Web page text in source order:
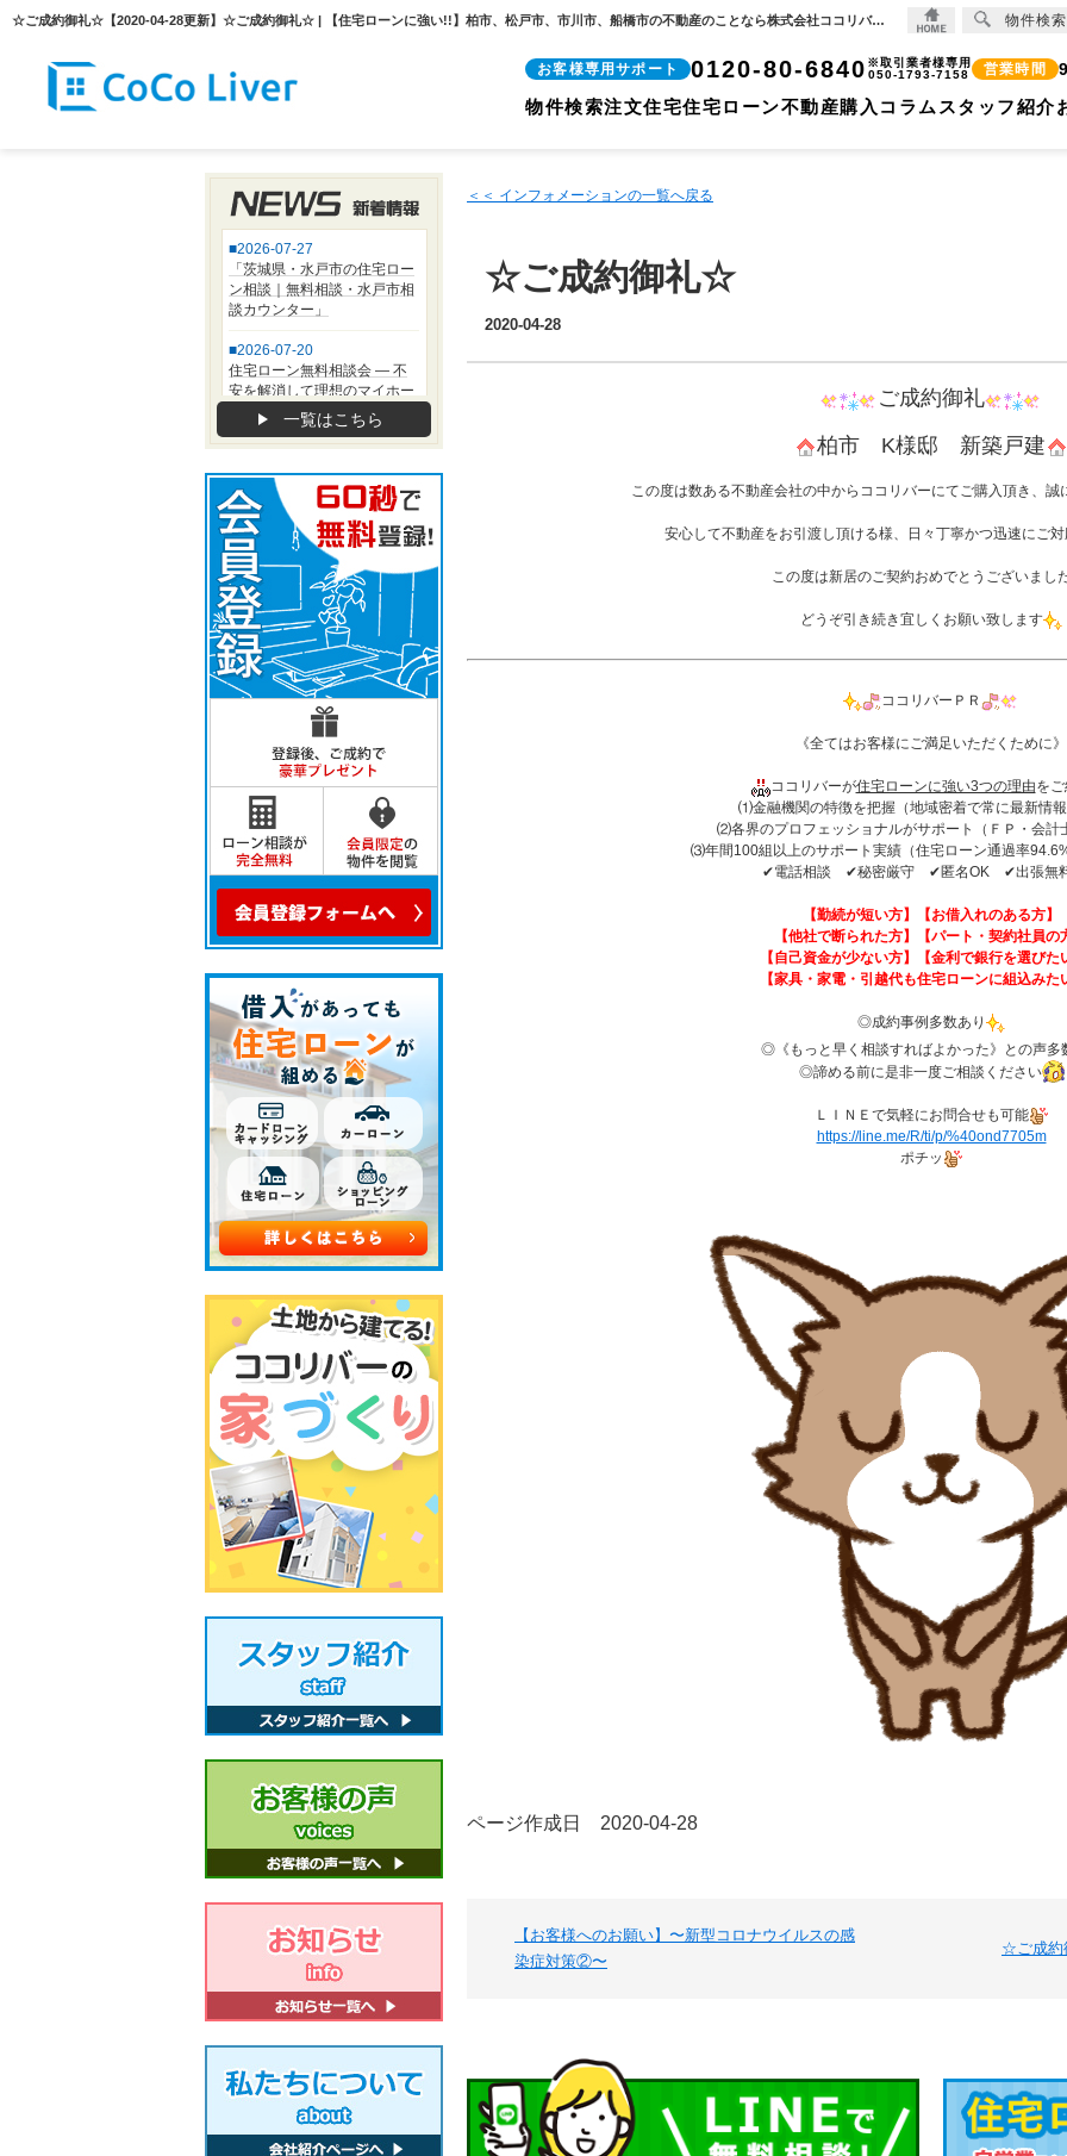
☆ご成約御礼☆【2020-04-28更新】☆ご成約御礼☆ | 【住宅ローンに強い!!】柏市、松戸市、市川市、船橋市の不動産のことなら株式会社ココリバーの不動産のことなら株式会社ココリバー
お客様専用サポート 0120-80-6840 ※取引業者様専用
050-1793-7158
営業時間
物件検索注文住宅住宅ローン不動産購入コラム スタッフ紹介
＜＜ インフォメーションの一覧へ戻る
☆ご成約御礼☆
2020-04-28
ご成約御礼
柏市 K様邸 新築戸建
この度は数ある不動産会社の中からココリバーにてご購入頂き、誠
安心して不動産をお引渡し頂ける様、日々丁寧かつ迅速にご
この度は新居のご契約おめでとうございまし
どうぞ引き続き宜しくお願い致します
ココリバーＰＲ
《全てはお客様にご満足いただくために》
ココリバーが住宅ローンに強い3つの理由を
⑴金融機関の特徴を把握（地域密着で常に最新情
⑵各界のプロフェッショナルがサポート（ＦＰ・会計
⑶年間100組以上のサポート実績（住宅ローン通過率
✔︎電話相談 ✔︎秘密厳守 ✔︎匿名OK ✔︎出張無
【勤続が短い方】【お借入れのある方】
【他社で断られた方】【パート・契約社員の
【自己資金が少ない方】【金利で銀行を選びた
【家具・家電・引越代も住宅ローンに組込みた
◎成約事例多数あり
◎《もっと早く相談すればよかった》との声多
◎諦める前に是非一度ご相談ください
ＬＩＮＥで気軽にお問合せも可能
https://line.me/R/ti/p/%40ond7705m
ポチッ
ページ作成日 2020-04-28
【お客様へのお願い】〜新型コロナウイルスの感
染症対策②〜
☆ご成
一覧はこちら
物件検索